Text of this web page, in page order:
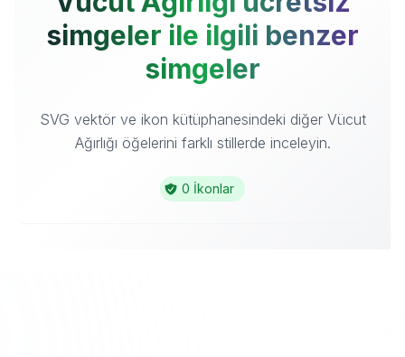
simgeler ile ilgili benzer
simgeler
SVG vektör ve ikon kütüphanesindeki diğer Vücut
Ağırlığı öğelerini farklı stillerde inceleyin.
0 İkonlar